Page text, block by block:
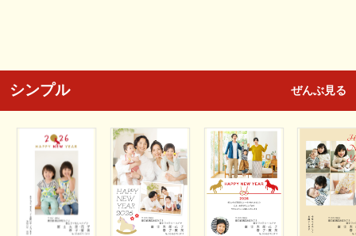
シンプル ぜんぶ見る